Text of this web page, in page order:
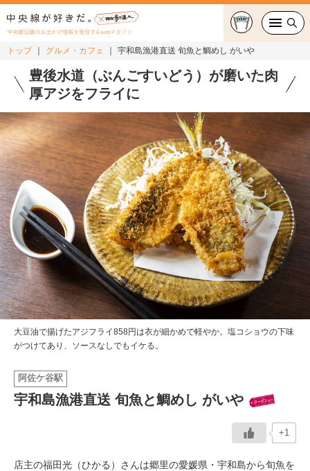
中央線沿線のお出かけ情報を発信するwebマガジン
グルメ・カフェ
スイーツ・テイクアウト
おでかけ
ショッピング
中央線カルチャー
特集
連載
中央線フェス
イベント情報
おしらせ
駅から 探す
トップ グルメ・カフェ 宇和島漁港直送 旬魚と鯛めし がいや
豊後水道（ぶんごすいどう）が磨いた肉
厚アジをフライに
大豆油で揚げたアジフライ858円は衣が細かめで軽やか。塩コショウの下味
がつけてあり、ソースなしでもイケる。
阿佐ケ谷駅
宇和島漁港直送 旬魚と鯛めし がいや
+1
店主の福田光（ひかる）さんは郷里の愛媛県・宇和島から旬魚を